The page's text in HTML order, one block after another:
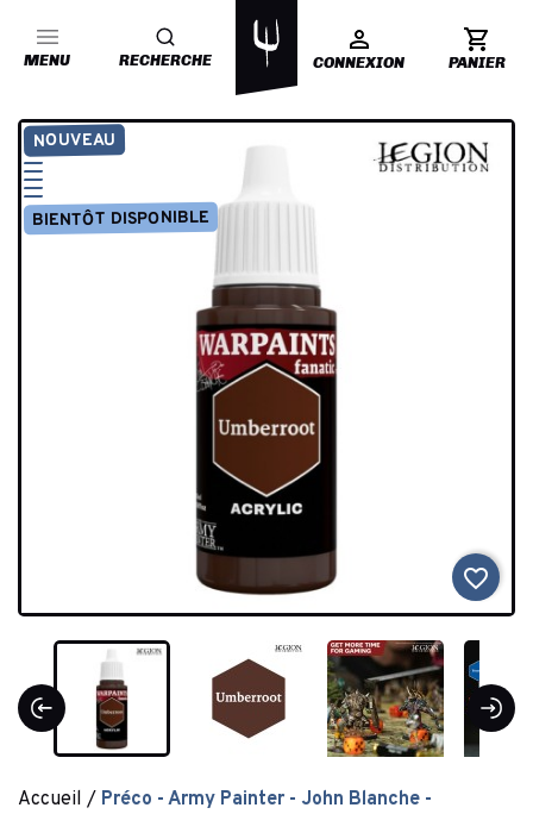
MENU RECHERCHE CONNEXION PANIER
NOUVEAU
BIENTÔT DISPONIBLE
favorite_border
Accueil
Préco - Army Painter - John Blanche -